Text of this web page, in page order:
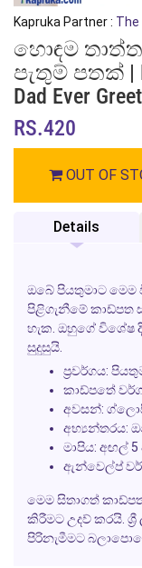
Kapruka Partner : The
හොඳම
පැතුම් පතක් |
Dad Ever
RS.420
OUT
Details
ඔබේ පියතුමාට මෙම
පිළිගැනීමේ කාඩ්පත
හැක. ඔහුගේ විශේෂ
සුදුසුයි.
ප්‍රවර්ගය:
කාඩ්පතේ
අවසන්:
අභ්‍යන්තරය:
මාපිය: අඟල්
ඇන්වෙල්ප්
මෙම සිතාගත් කාඩ්පත
කිරීමට උදව් කරයි.
පිරිනැමීමට